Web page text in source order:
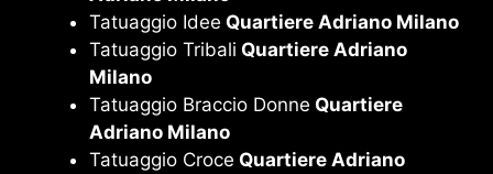
Tatuaggio Idee Quartiere Adriano Milano
Tatuaggio Tribali Quartiere Adriano
Milano
Tatuaggio Braccio Donne Quartiere
Adriano Milano
Tatuaggio Croce Quartiere Adriano